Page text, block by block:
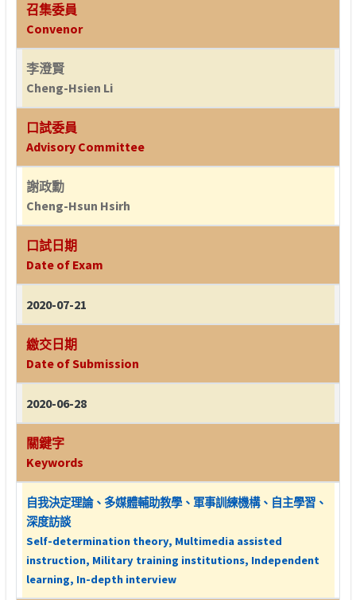
召集委員
Convenor
李澄賢
Cheng-Hsien Li
口試委員
Advisory Committee
謝政勳
Cheng-Hsun Hsirh
口試日期
Date of Exam
2020-07-21
繳交日期
Date of Submission
2020-06-28
關鍵字
Keywords
自我決定理論、多媒體輔助教學、軍事訓練機構、自主學習、
深度訪談
Self-determination theory, Multimedia assisted
instruction, Military training institutions, Independent
learning, In-depth interview